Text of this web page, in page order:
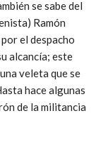
se sabe del
Ramón
el despacho
alcancía; este
veleta que se
hace algunas
de la militancia